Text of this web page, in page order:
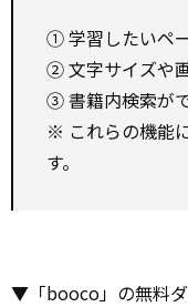
① 学習したいペ
② 文字サイズや
③ 書籍内検索が
※ これらの機能
す。
▼「booco」の無料